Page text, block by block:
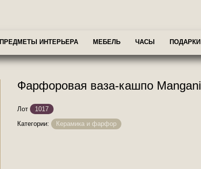
ПРЕДМЕТЫ ИНТЕРЬЕРА МЕБЕЛЬ ЧАСЫ ПОДАРКИ
Фарфоровая ваза-кашпо Mangani
Лот
1017
Категории:
Керамика и фарфор